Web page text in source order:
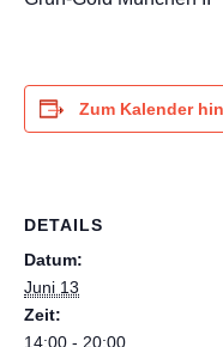
Zum Kalender
DETAILS
Datum:
Juni 13
Zeit:
14:00 - 20:00